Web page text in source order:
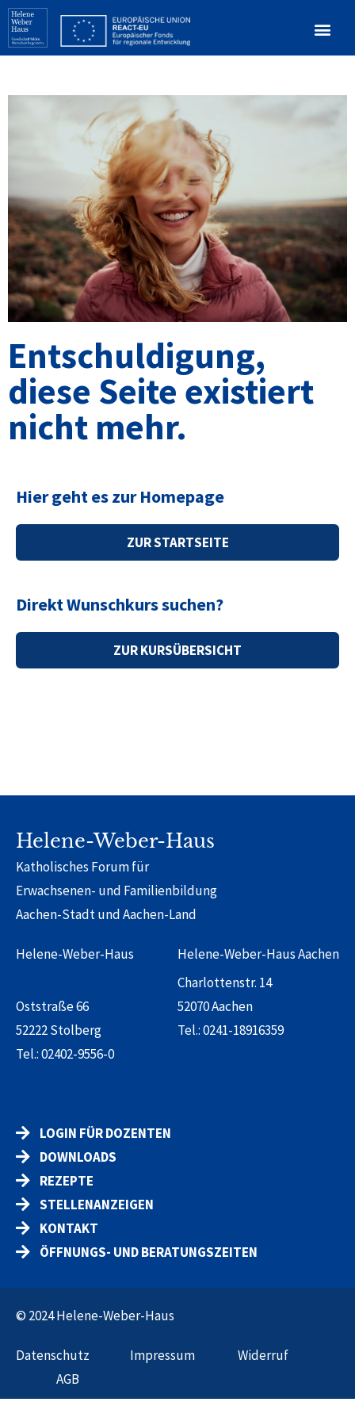
Entschuldigung,
diese Seite existiert
nicht mehr.
Hier geht es zur Homepage
ZUR STARTSEITE
Direkt Wunschkurs suchen?
ZUR KURSÜBERSICHT
Helene-Weber-Haus
Katholisches Forum für
Erwachsenen- und Familienbildung
Aachen-Stadt und Aachen-Land
Helene-Weber-Haus
Oststraße 66
52222 Stolberg
Tel.:02402-9556-0
Helene-Weber-Haus Aachen
Charlottenstr. 14
52070 Aachen
Tel.:0241-18916359
LOGIN FÜR DOZENTEN
DOWNLOADS
REZEPTE
STELLENANZEIGEN
KONTAKT
ÖFFNUNGS- UND BERATUNGSZEITEN
© 2024 Helene-Weber-Haus
Datenschutz Impressum
Widerruf
AGB